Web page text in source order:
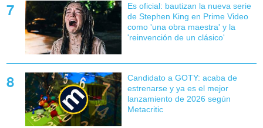
Es oficial: bautizan la nueva serie
de Stephen King en Prime Video
como 'una obra maestra' y la
'reinvención de un clásico'
Candidato a GOTY: acaba de
estrenarse y ya es el mejor
lanzamiento de 2026 según
Metacritic